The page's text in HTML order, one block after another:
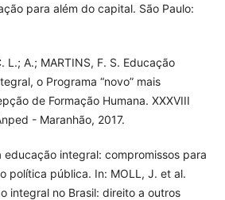
para além do capital. São Paulo:
L.; A.; MARTINS, F. S. Educação
o Programa “novo” mais
de Formação Humana. XXXVIII
- Maranhão, 2017.
educação integral: compromissos para
política pública. In: MOLL, J. et al.
integral no Brasil: direito a outros